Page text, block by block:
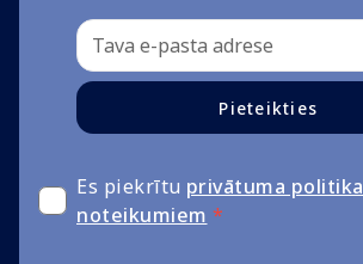
Pieteikties
Es piekrītu privātuma
noteikumiem *